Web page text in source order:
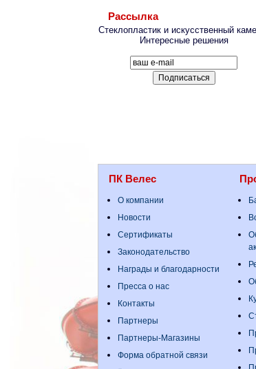
Рассылка
Стеклопластик и искусственный
Интересные решения
ПК Велес
О компании
Новости
Сертификаты
Законодательство
Награды и благодарности
Пресса о нас
Контакты
Партнеры
Партнеры-Магазины
Форма обратной связи